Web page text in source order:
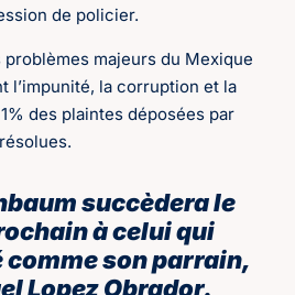
de policier.
majeurs du Mexique
l’impunité, la corruption et la
des plaintes déposées par
succèdera le
à celui qui
comme son parrain,
Lopez Obrador.